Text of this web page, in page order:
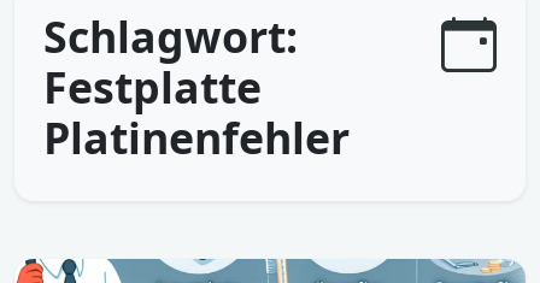
Schlagwort:
Festplatte
Platinenfehler